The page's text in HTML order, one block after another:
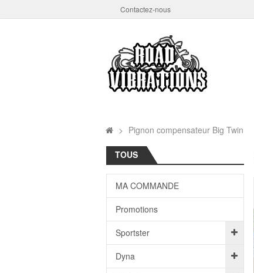
Contactez-nous
> Pignon compensateur Big Twin
TOUS
MA COMMANDE
Promotions
Sportster
Dyna